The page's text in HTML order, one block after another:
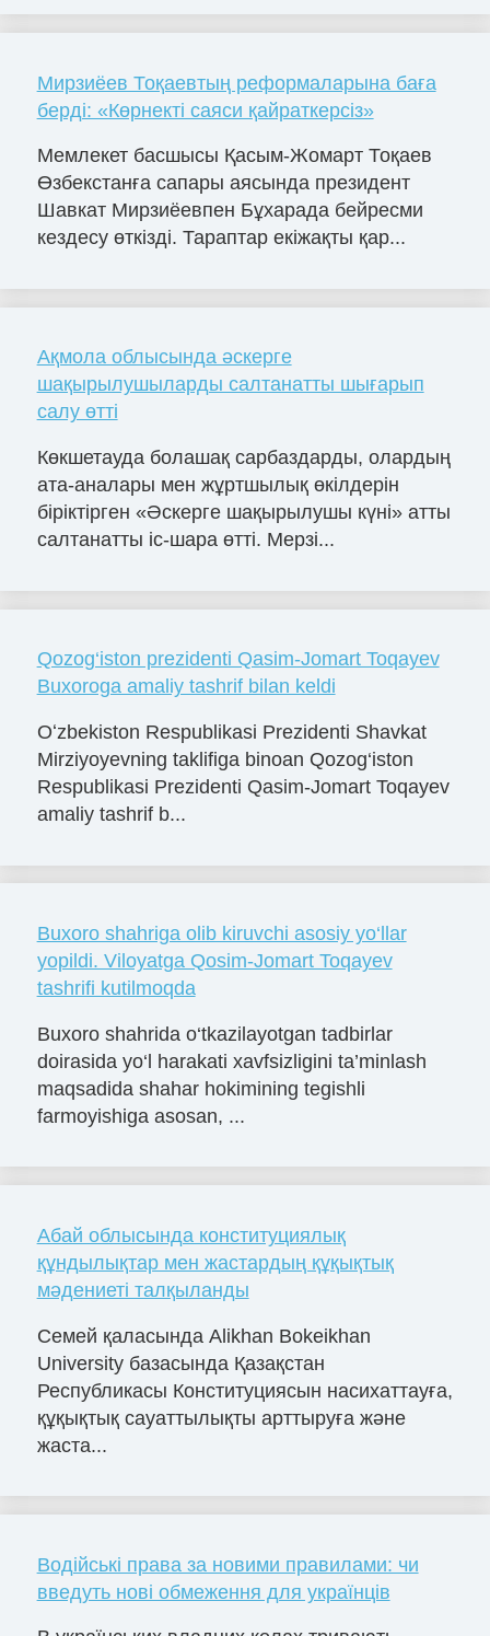
Мирзиёев Тоқаевтың реформаларына баға
берді: «Көрнекті саяси қайраткерсіз»
Мемлекет басшысы Қасым-Жомарт Тоқаев
Өзбекстанға сапары аясында президент
Шавкат Мирзиёевпен Бұхарада бейресми
кездесу өткізді. Тараптар екіжақты қар...
Ақмола облысында әскерге
шақырылушыларды салтанатты шығарып
салу өтті
Көкшетауда болашақ сарбаздарды, олардың
ата-аналары мен жұртшылық өкілдерін
біріктірген «Әскерге шақырылушы күні» атты
салтанатты іс-шара өтті. Мерзі...
Qozog‘iston prezidenti Qasim-Jomart Toqayev
Buxoroga amaliy tashrif bilan keldi
Oʻzbekiston Respublikasi Prezidenti Shavkat
Mirziyoyevning taklifiga binoan Qozog‘iston
Respublikasi Prezidenti Qasim-Jomart Toqayev
amaliy tashrif b...
Buxoro shahriga olib kiruvchi asosiy yo‘llar
yopildi. Viloyatga Qosim-Jomart Toqayev
tashrifi kutilmoqda
Buxoro shahrida o‘tkazilayotgan tadbirlar
doirasida yo‘l harakati xavfsizligini ta’minlash
maqsadida shahar hokimining tegishli
farmoyishiga asosan, ...
Абай облысында конституциялық
құндылықтар мен жастардың құқықтық
мәдениеті талқыланды
Семей қаласында Alikhan Bokeikhan
University базасында Қазақстан
Республикасы Конституциясын насихаттауға,
құқықтық сауаттылықты арттыруға және
жаста...
Водійські права за новими правилами: чи
введуть нові обмеження для українців